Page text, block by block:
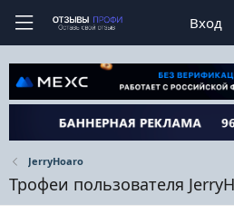
Вход
JerryHoaro
Трофеи пользователя